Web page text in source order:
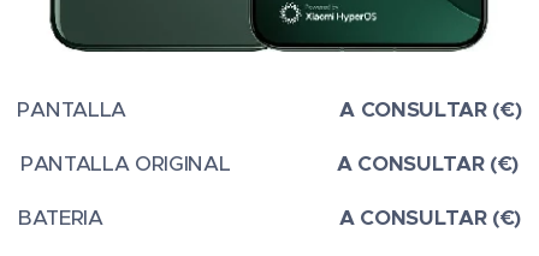
PANTALLAA CONSULTAR (€)
PANTALLA ORIGINALA CONSULTAR (€)
BATERIA A CONSULTAR (€)